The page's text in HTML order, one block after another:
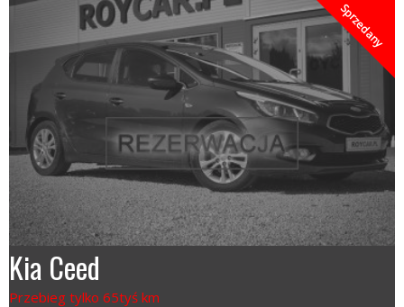
Sprzedany
Kia Ceed
Przebieg tylko 65tyś km